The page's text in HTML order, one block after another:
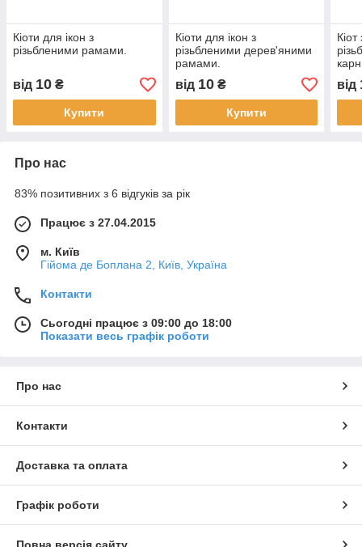
Кіоти для ікон з
різьбленими рамами.
від 10 ₴
Купити
Кіоти для ікон з
різьбленими дерев'яними
рамами.
від 10₴
Купити
Кіот
від
Про нас
83% позитивних з 6 відгуків за рік
Працює з 27.04.2015
м. Київ
Гійома де Боплана 2, Київ, Україна
Контакти
Сьогодні працює з 09:00 до 18:00
Показати весь графік роботи
Про нас
Контакти
Доставка та оплата
Графік роботи